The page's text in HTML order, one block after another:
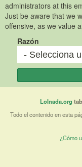
administrators at this
Just be aware that we
offensive, as we value
Razón
Lolnada.org
Todo el contenido en esta
¿Cómo